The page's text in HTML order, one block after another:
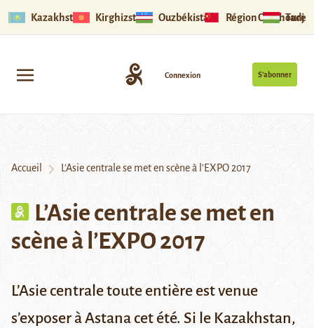
Kazakhstan Kirghizstan Ouzbékistan Région Ouïghoure
S’abonner
Connexion
Accueil L’Asie centrale se met en scène à l’EXPO 2017
L’Asie centrale se met en
scène à l’EXPO 2017
L’Asie centrale toute entière est venue
s’exposer à Astana cet été. Si le Kazakhstan,